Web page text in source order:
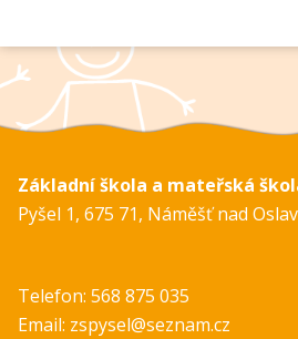
Základní škola a mateřská
Pyšel 1, 675 71, Náměšť nad
Telefon: 568 875 035
Email: zspysel@seznam.cz